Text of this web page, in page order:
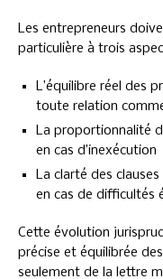
Les entrepreneurs
particulière à trois
L’équilibre réel des
toute relation
La proportionnalité
en cas d’inexécution
La clarté des
en cas de difficultés
Cette évolution
précise et équilibrée
seulement de la lettre